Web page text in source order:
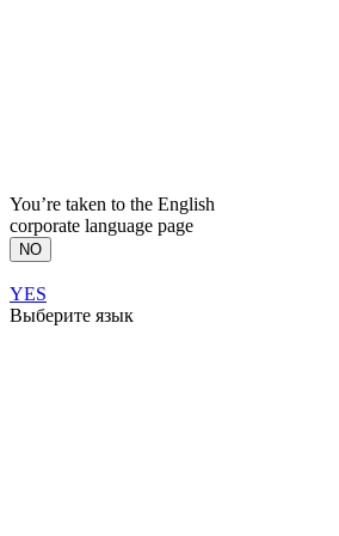
You’re taken to the English
corporate language page
NO
YES
Выберите язык